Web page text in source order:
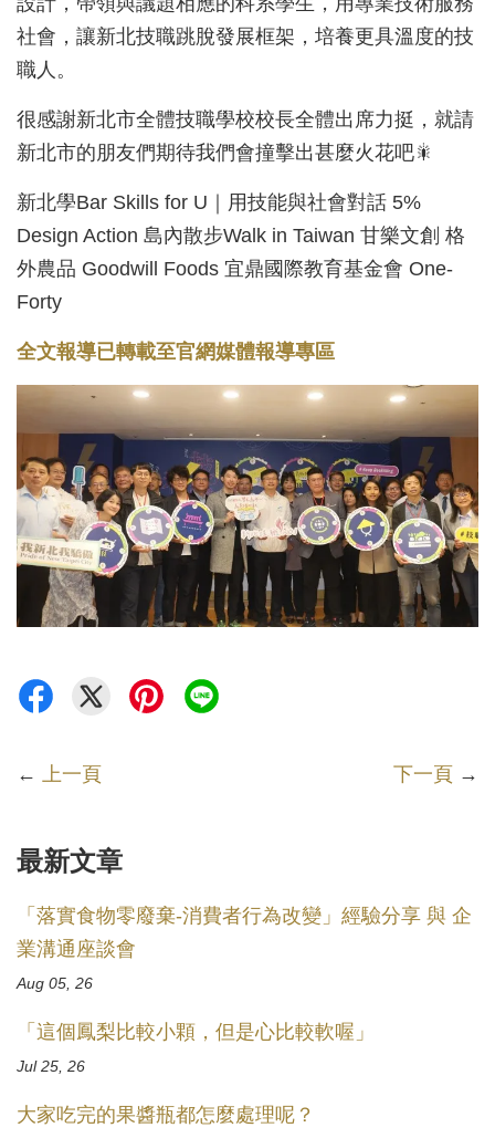
社會，讓新北技職跳脫發展框架，培養更具溫度的技
職人。
很感謝新北市全體技職學校校長全體出席力挺，就請
新北市的朋友們期待我們會撞擊出甚麼火花吧🎇
新北學Bar Skills for U｜用技能與社會對話 5%
Design Action 島內散步Walk in Taiwan 甘樂文創 格
外農品 Goodwill Foods 宜鼎國際教育基金會 One-
Forty
全文報導已轉載至官網媒體報導專區
← 上一頁 下一頁 →
最新文章
「落實食物零廢棄-消費者行為改變」經驗分享 與 企
業溝通座談會
Aug 05, 26
「這個鳳梨比較小顆，但是心比較軟喔」
Jul 25, 26
大家吃完的果醬瓶都怎麼處理呢？